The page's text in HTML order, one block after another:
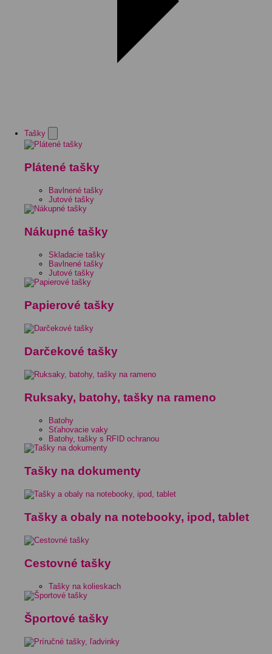
Tašky
Plátené tašky
Bavlnené tašky
Jutové tašky
Nákupné tašky
Skladacie tašky
Bavlnené tašky
Jutové tašky
Papierové tašky
Darčekové tašky
Ruksaky, batohy, tašky na rameno
Batohy
Sťahovacie vaky
Batohy, tašky s RFID ochranou
Tašky na dokumenty
Tašky a obaly na notebooky, ipod, tablet
Cestovné tašky
Tašky na kolieskach
Športové tašky